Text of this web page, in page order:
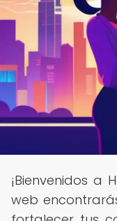
¡Bienvenidos a
web